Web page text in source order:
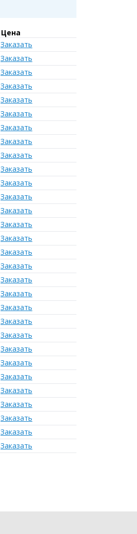
Цена
Заказать
Заказать
Заказать
Заказать
Заказать
Заказать
Заказать
Заказать
Заказать
Заказать
Заказать
Заказать
Заказать
Заказать
Заказать
Заказать
Заказать
Заказать
Заказать
Заказать
Заказать
Заказать
Заказать
Заказать
Заказать
Заказать
Заказать
Заказать
Заказать
Заказать